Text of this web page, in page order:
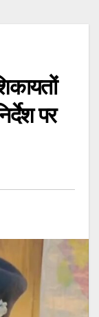
पर